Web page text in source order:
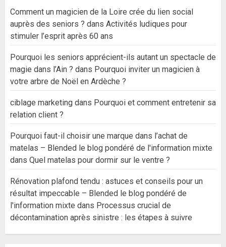
Comment un magicien de la Loire crée du lien social
auprès des seniors ? dans Activités ludiques pour
stimuler l’esprit après 60 ans
Pourquoi les seniors apprécient-ils autant un spectacle de
magie dans l’Ain ? dans Pourquoi inviter un magicien à
votre arbre de Noël en Ardèche ?
ciblage marketing dans Pourquoi et comment entretenir sa
relation client ?
Pourquoi faut-il choisir une marque dans l’achat de
matelas – Blended le blog pondéré de l'information mixte
dans Quel matelas pour dormir sur le ventre ?
Rénovation plafond tendu : astuces et conseils pour un
résultat impeccable – Blended le blog pondéré de
l'information mixte dans Processus crucial de
décontamination après sinistre : les étapes à suivre